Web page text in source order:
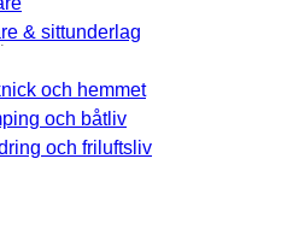
& sittunderlag
och hemmet
och båtliv
och friluftsliv